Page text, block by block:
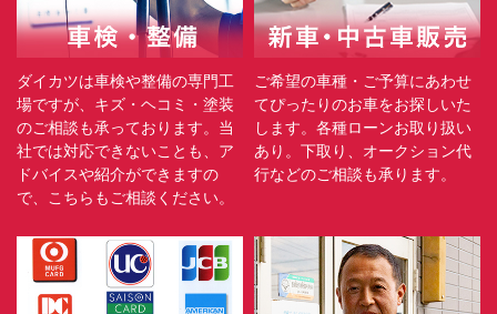
ダイカツは車検や整備の専門工
場ですが、キズ・ヘコミ・塗装
のご相談も承っております。当
社では対応できないことも、ア
ドバイスや紹介ができますの
で、こちらもご相談ください。
ご希望の車種・ご予算にあわせ
てぴったりのお車をお探しいた
します。各種ローンお取り扱い
あり。下取り、オークション代
行などのご相談も承ります。